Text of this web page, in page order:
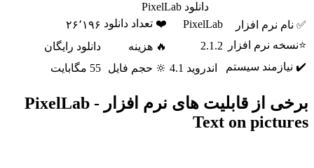
نرم افزار
PixelLab ❤️ تعداد دانلود ۲۶٬۱۹۶
نرم افزار
2.1.2 🔥 هزینه
دانلود رایگان
سیستم
اندروید 4.1 🔆 حجم فایل 55 مگابایت
برخی از قابلیت های نرم افزار PixelLab -
Text on